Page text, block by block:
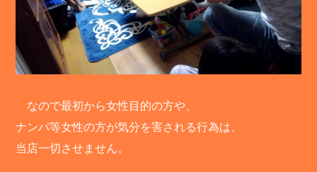
なので最初から女性目的の方や、
ナンパ等女性の方が気分を害される行為は、
当店一切させません。